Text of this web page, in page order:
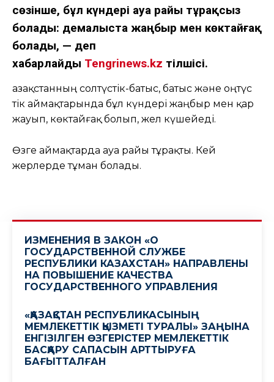
сөзінше, бұл күндері ауа райы тұрақсыз
болады: демалыста жаңбыр мен көктайғақ
болады, — деп
хабарлайды Tengrinews.kz тілшісі.
Қазақстанның солтүстік-батыс, батыс және оңтүс
тік аймақтарында бұл күндері жаңбыр мен қар
жауып, көктайғақ болып, жел күшейеді.
Өзге аймақтарда ауа райы тұрақты. Кей
жерлерде тұман болады.
ИЗМЕНЕНИЯ В ЗАКОН «О
ГОСУДАРСТВЕННОЙ СЛУЖБЕ
РЕСПУБЛИКИ КАЗАХСТАН» НАПРАВЛЕНЫ
НА ПОВЫШЕНИЕ КАЧЕСТВА
ГОСУДАРСТВЕННОГО УПРАВЛЕНИЯ
«ҚАЗАҚСТАН РЕСПУБЛИКАСЫНЫҢ
МЕМЛЕКЕТТІК ҚЫЗМЕТІ ТУРАЛЫ» ЗАҢЫНА
ЕНГІЗІЛГЕН ӨЗГЕРІСТЕР МЕМЛЕКЕТТІК
БАСҚАРУ САПАСЫН АРТТЫРУҒА
БАҒЫТТАЛҒАН